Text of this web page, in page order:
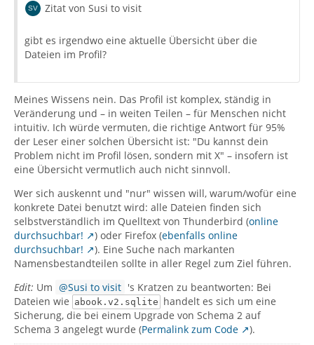
Zitat von Susi to visit
gibt es irgendwo eine aktuelle Übersicht über die
Dateien im Profil?
Meines Wissens nein. Das Profil ist komplex, ständig in
Veränderung und – in weiten Teilen – für Menschen nicht
intuitiv. Ich würde vermuten, die richtige Antwort für 95%
der Leser einer solchen Übersicht ist: "Du kannst dein
Problem nicht im Profil lösen, sondern mit X" – insofern ist
eine Übersicht vermutlich auch nicht sinnvoll.
Wer sich auskennt und "nur" wissen will, warum/wofür eine
konkrete Datei benutzt wird: alle Dateien finden sich
selbstverständlich im Quelltext von Thunderbird (online
durchsuchbar!
) oder Firefox (ebenfalls online
durchsuchbar!
). Eine Suche nach markanten
Namensbestandteilen sollte in aller Regel zum Ziel führen.
Edit: Um Susi to visit 's Kratzen zu beantworten: Bei
Dateien wie abook.v2.sqlite handelt es sich um eine
Sicherung, die bei einem Upgrade von Schema 2 auf
Schema 3 angelegt wurde (Permalink zum Code ).